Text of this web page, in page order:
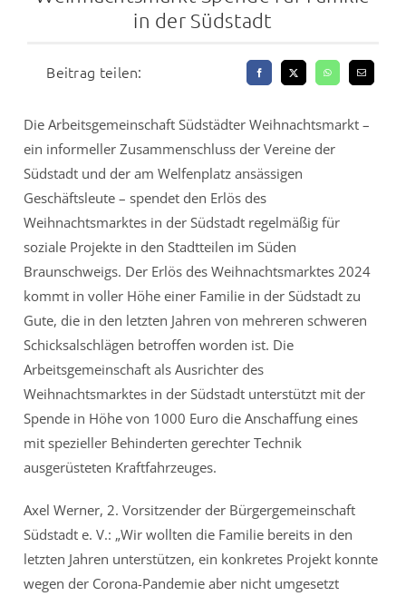
in der Südstadt
Beitrag teilen:
Die Arbeitsgemeinschaft Südstädter Weihnachtsmarkt –
ein informeller Zusammenschluss der Vereine der
Südstadt und der am Welfenplatz ansässigen
Geschäftsleute – spendet den Erlös des
Weihnachtsmarktes in der Südstadt regelmäßig für
soziale Projekte in den Stadtteilen im Süden
Braunschweigs. Der Erlös des Weihnachtsmarktes 2024
kommt in voller Höhe einer Familie in der Südstadt zu
Gute, die in den letzten Jahren von mehreren schweren
Schicksalschlägen betroffen worden ist. Die
Arbeitsgemeinschaft als Ausrichter des
Weihnachtsmarktes in der Südstadt unterstützt mit der
Spende in Höhe von 1000 Euro die Anschaffung eines
mit spezieller Behinderten gerechter Technik
ausgerüsteten Kraftfahrzeuges.
Axel Werner, 2. Vorsitzender der Bürgergemeinschaft
Südstadt e. V.: „Wir wollten die Familie bereits in den
letzten Jahren unterstützen, ein konkretes Projekt konnte
wegen der Corona-Pandemie aber nicht umgesetzt